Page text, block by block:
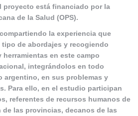
proyecto está financiado por la
de la Salud (OPS).
la experiencia que
de abordajes y recogiendo
en este campo
integrándolos en todo
argentino, en sus problemas y
Para ello, en el estudio participan
referentes de recursos humanos de
las provincias, decanos de las